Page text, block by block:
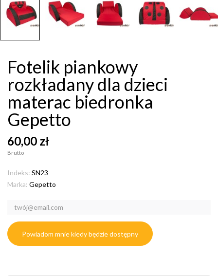
Fotelik piankowy
rozkładany dla dzieci
materac biedronka
Gepetto
60,00 zł
Brutto
Indeks: SN23
Marka: Gepetto
Powiadom mnie kiedy będzie dostępny